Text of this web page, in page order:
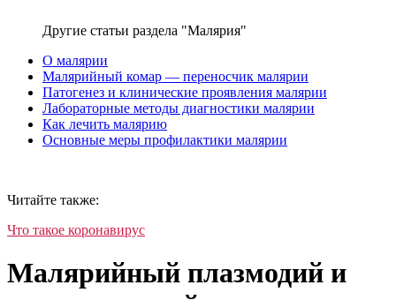
Другие статьи раздела "Малярия"
О малярии
Малярийный комар — переносчик малярии
Патогенез и клинические проявления малярии
Лабораторные методы диагностики малярии
Как лечить малярию
Основные меры профилактики малярии
Читайте также:
Что такое коронавирус
Малярийный плазмодий и